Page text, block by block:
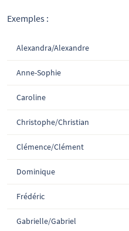
Exemples :
Alexandra/Alexandre
Anne-Sophie
Caroline
Christophe/Christian
Clémence/Clément
Dominique
Frédéric
Gabrielle/Gabriel